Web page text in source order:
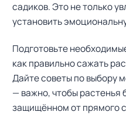
садиков. Это не только
установить
Подготовьте
как правильно сажать
Дайте советы по выбору
— важно, чтобы растенья
защищённом от прямого